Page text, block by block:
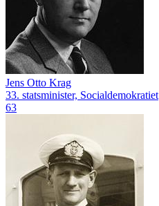
Jens Otto Krag
33. statsminister, Socialdemokratiet
63